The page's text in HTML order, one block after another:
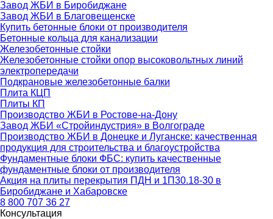
Завод ЖБИ в Биробиджане
Завод ЖБИ в Благовещенске
Купить бетонные блоки от производителя
Бетонные кольца для канализации
Железобетонные стойки
Железобетонные стойки опор высоковольтных линий
электропередачи
Подкрановые железобетонные балки
Плита КЦП
Плиты КП
Производство ЖБИ в Ростове-на-Дону
Завод ЖБИ «Стройиндустрия» в Волгограде
Производство ЖБИ в Донецке и Луганске: качественная
продукция для строительства и благоустройства
Фундаментные блоки ФБС: купить качественные
фундаментные блоки от производителя
Акция на плиты перекрытия ПДН и 1П30.18-30 в
Биробиджане и Хабаровске
8 800 707 36 27
Консультация